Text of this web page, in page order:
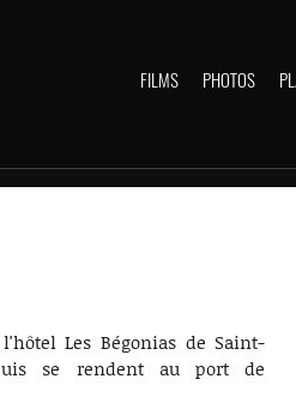
FILMS PHOTOS
Les Bégonias de Saint-
puis se rendent au port de